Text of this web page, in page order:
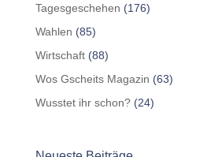
Tagesgeschehen (176)
Wahlen (85)
Wirtschaft(88)
Wos Gscheits Magazin (63)
Wusstet ihr schon?(24)